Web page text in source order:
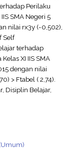
Perilaku
SMA Negeri 5
nilai rx3y (-0,502),
Self
terhadap
XI IIS SMA
dengan nilai
> Ftabel ( 2,74).
Disiplin Belajar,